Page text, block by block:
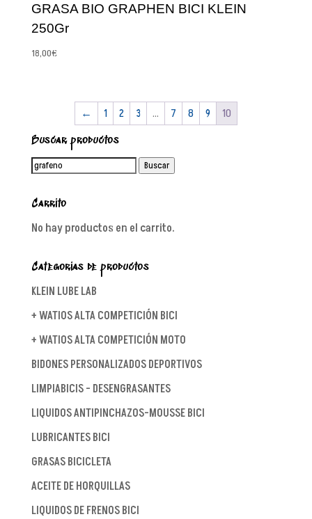
GRASA BIO GRAPHEN BICI KLEIN
250Gr
18,00€
← 1 2 3 … 7 8 9 10
Buscar productos
Buscar
Buscar
Carrito
No hay productos en el carrito.
Categorías de productos
KLEIN LUBE LAB
+ WATIOS ALTA COMPETICIÓN BICI
+ WATIOS ALTA COMPETICIÓN MOTO
BIDONES PERSONALIZADOS DEPORTIVOS
LIMPIABICIS - DESENGRASANTES
LIQUIDOS ANTIPINCHAZOS-MOUSSE BICI
LUBRICANTES BICI
GRASAS BICICLETA
ACEITE DE HORQUILLAS
LIQUIDOS DE FRENOS BICI